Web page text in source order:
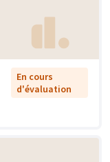
En cours
d'évaluation